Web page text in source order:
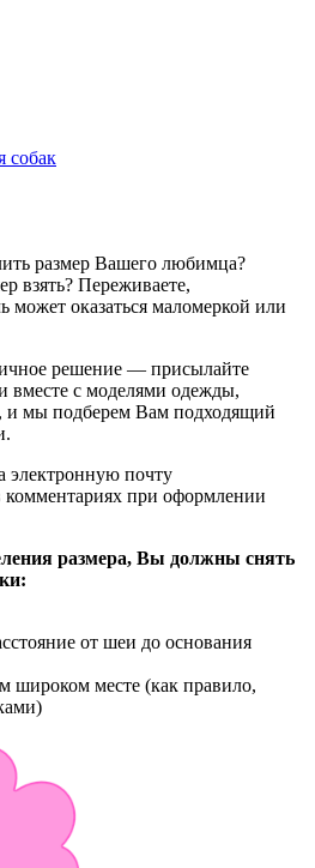
собак
размер Вашего любимца?
взять? Переживаете,
может оказаться маломеркой или
решение — присылайте
вместе с моделями одежды,
и мы подберем Вам подходящий
электронную почту
комментариях при оформлении
размера, Вы должны снять
от шеи до основания
широком месте (как правило,